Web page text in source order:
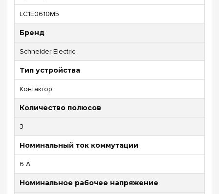
LC1E0610M5
Бренд
Schneider Electric
Тип устройства
Контактор
Количество полюсов
3
Номинальный ток коммутации
6 А
Номинальное рабочее напряжение